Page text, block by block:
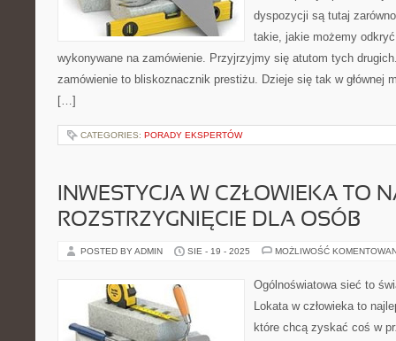
dyspozycji są tutaj
takie, jakie możemy
wykonywane na zamówienie. Przyjrzyjmy się atutom tych
zamówienie to bliskoznacznik prestiżu. Dzieje się tak w głównej
[…]
CATEGORIES: PORADY EKSPERTÓW
INWESTYCJA W CZŁOWIEKA TO
ROZSTRZYGNIĘCIE DLA OSÓB
POSTED BY ADMIN SIE - 19 - 2025 MOŻLIWOŚĆ
Ogólnoświatowa sieć to
Lokata w człowieka to
które chcą zyskać coś w